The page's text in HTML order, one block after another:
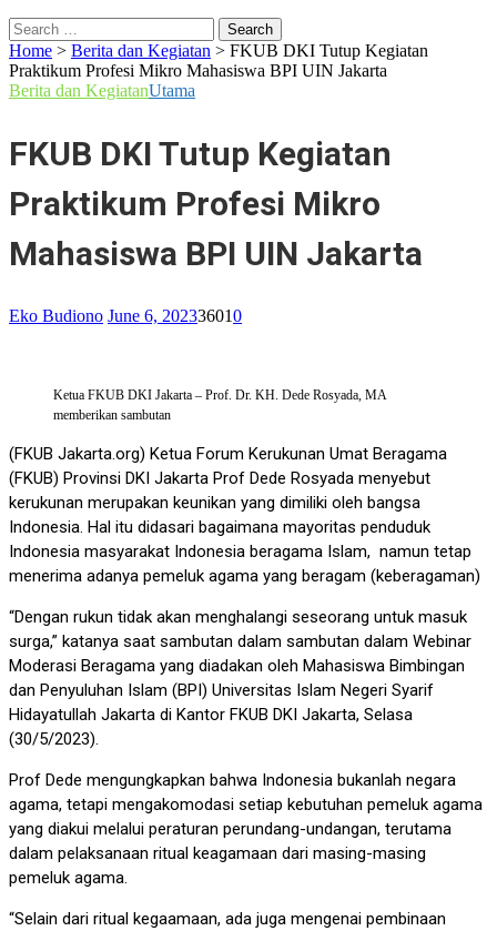
Search
for:
Home > Berita dan Kegiatan > FKUB DKI Tutup Kegiatan
Praktikum Profesi Mikro Mahasiswa BPI UIN Jakarta
Berita dan KegiatanUtama
FKUB DKI Tutup Kegiatan
Praktikum Profesi Mikro
Mahasiswa BPI UIN Jakarta
Eko Budiono June 6, 202336010
Ketua FKUB DKI Jakarta – Prof. Dr. KH. Dede Rosyada, MA
memberikan sambutan
(FKUB Jakarta.org) Ketua Forum Kerukunan Umat Beragama
(FKUB) Provinsi DKI Jakarta Prof Dede Rosyada menyebut
kerukunan merupakan keunikan yang dimiliki oleh bangsa
Indonesia. Hal itu didasari bagaimana mayoritas penduduk
Indonesia masyarakat Indonesia beragama Islam, namun tetap
menerima adanya pemeluk agama yang beragam (keberagaman)
“Dengan rukun tidak akan menghalangi seseorang untuk masuk
surga,” katanya saat sambutan dalam sambutan dalam Webinar
Moderasi Beragama yang diadakan oleh Mahasiswa Bimbingan
dan Penyuluhan Islam (BPI) Universitas Islam Negeri Syarif
Hidayatullah Jakarta di Kantor FKUB DKI Jakarta, Selasa
(30/5/2023).
Prof Dede mengungkapkan bahwa Indonesia bukanlah negara
agama, tetapi mengakomodasi setiap kebutuhan pemeluk agama
yang diakui melalui peraturan perundang-undangan, terutama
dalam pelaksanaan ritual keagamaan dari masing-masing
pemeluk agama.
“Selain dari ritual kegaamaan, ada juga mengenai pembinaan